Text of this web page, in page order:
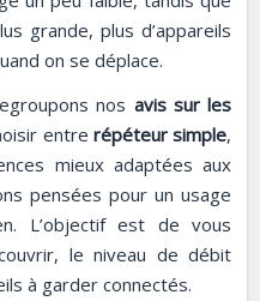
grande, plus d’appareils
on se déplace.
nos avis sur les
entre répéteur simple,
mieux adaptées aux
pensées pour un usage
L’objectif est de vous
le niveau de débit
à garder connectés.